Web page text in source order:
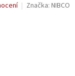
Značka: NIBCO